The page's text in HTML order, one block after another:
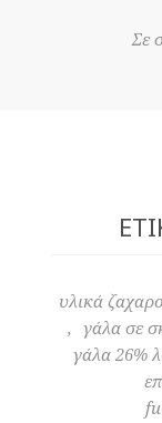
Σε
υλικά
,
γάλα σε
γάλα 26%